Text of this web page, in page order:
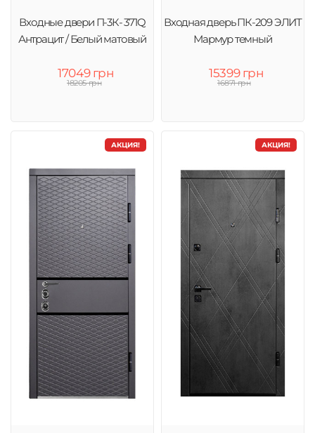
Входные двери П-3К- 371Q
Антрацит / Белый матовый
17049 грн
18205 грн
Входная дверь ПК-209 ЭЛИТ
Мармур темный
15399 грн
16871 грн
АКЦИЯ! АКЦИЯ!